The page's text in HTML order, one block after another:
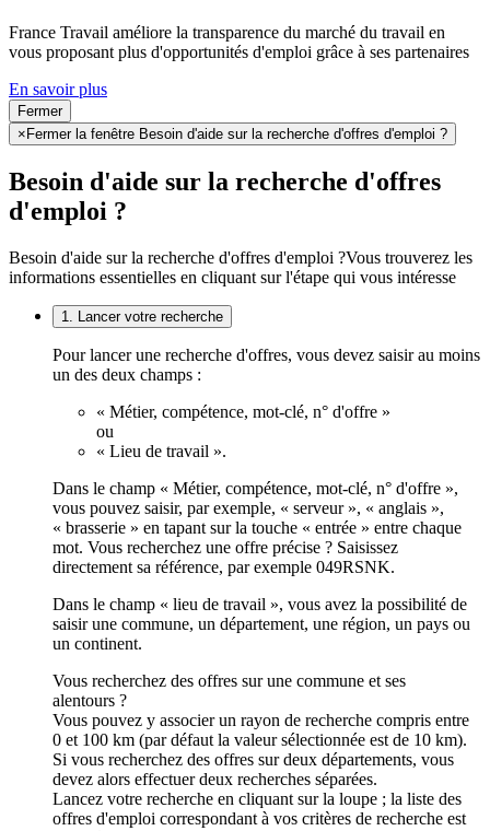
France Travail améliore la transparence du marché du travail en
vous proposant plus d'opportunités d'emploi grâce à ses partenaires
En savoir plus
Fermer
× Fermer la fenêtre Besoin d'aide sur la recherche d'offres d'emploi ?
Besoin d'aide sur la recherche d'offres
d'emploi ?
Besoin d'aide sur la recherche d'offres d'emploi ?Vous trouverez les
informations essentielles en cliquant sur l'étape qui vous intéresse
1. Lancer votre recherche
Pour lancer une recherche d'offres, vous devez saisir au moins
un des deux champs :
« Métier, compétence, mot-clé, n° d'offre »
ou
« Lieu de travail ».
Dans le champ « Métier, compétence, mot-clé, n° d'offre »,
vous pouvez saisir, par exemple, « serveur », « anglais »,
« brasserie » en tapant sur la touche « entrée » entre chaque
mot. Vous recherchez une offre précise ? Saisissez
directement sa référence, par exemple 049RSNK.
Dans le champ « lieu de travail », vous avez la possibilité de
saisir une commune, un département, une région, un pays ou
un continent.
Vous recherchez des offres sur une commune et ses
alentours ?
Vous pouvez y associer un rayon de recherche compris entre
0 et 100 km (par défaut la valeur sélectionnée est de 10 km).
Si vous recherchez des offres sur deux départements, vous
devez alors effectuer deux recherches séparées.
Lancez votre recherche en cliquant sur la loupe ; la liste des
offres d'emploi correspondant à vos critères de recherche est